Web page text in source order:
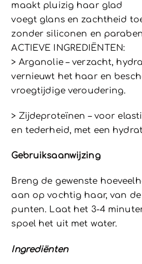
maakt pluizig haar glad
voegt glans en zachtheid
zonder siliconen en
ACTIEVE INGREDIËNTEN:
> Arganolie – verzacht,
vernieuwt het haar en
vroegtijdige veroudering.
> Zijdeproteïnen – voor
en tederheid, met een
Gebruiksaanwijzing
Breng de gewenste
aan op vochtig haar, van
punten. Laat het 3-4
spoel het uit met water.
Ingrediënten